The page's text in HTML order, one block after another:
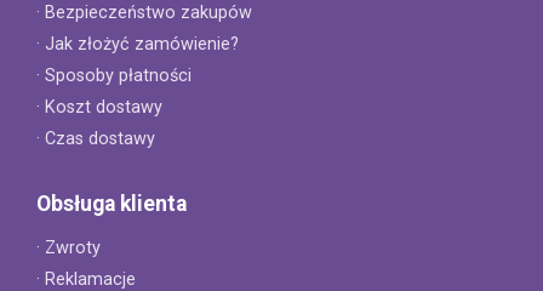
· Bezpieczeństwo zakupów
· Jak złożyć zamówienie?
· Sposoby płatności
· Koszt dostawy
· Czas dostawy
Obsługa klienta
· Zwroty
· Reklamacje